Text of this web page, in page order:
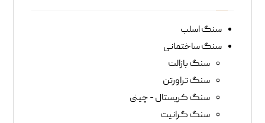
سنگ اسلب
سنگ‌ ساختمانی
سنگ بازالت
سنگ تراورتن
سنگ کریستال - چینی
سنگ گرانیت